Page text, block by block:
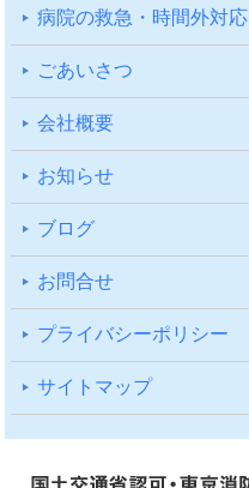
病院の救急・時間外対応
ごあいさつ
会社概要
お知らせ
ブログ
お問合せ
プライバシーポリシー
サイトマップ